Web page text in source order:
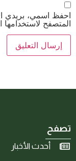
احفظ اسمي، بريدي
المتصفح لاستخدامها
تصفح
أحدث الأخبار